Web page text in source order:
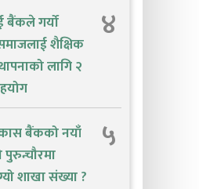
गर्यो
शैक्षिक
लागि २
४
बैंकको नयाँ
शाखा संख्या ?
५